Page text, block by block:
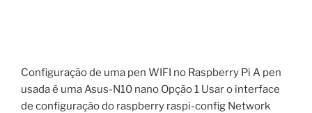
Configuração de uma pen WIFI no Raspberry Pi A pen
usada é uma Asus-N10 nano Opção 1 Usar o interface
de configuração do raspberry raspi-config Network